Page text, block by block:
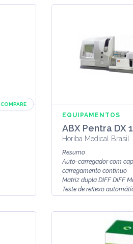
COMPARE
EQUIPAMENTOS
ABX Pentra DX
Horiba Medical Brasil
Resumo
Auto-carregador com
carregamento contínuo
Matriz dupla DIFF DIFF
Teste de reflexo